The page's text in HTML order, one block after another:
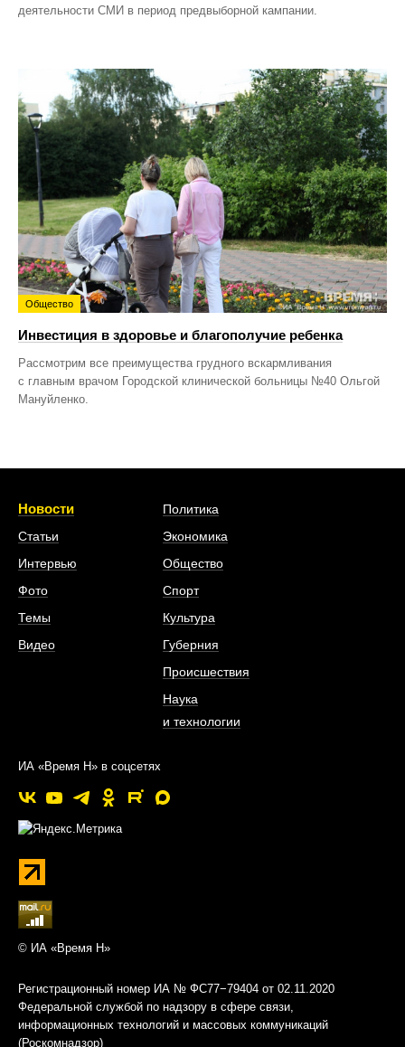
деятельности СМИ в период предвыборной кампании.
Общество
Инвестиция в здоровье и благополучие ребенка
Рассмотрим все преимущества грудного вскармливания
с главным врачом Городской клинической больницы №40 Ольгой
Мануйленко.
Новости
Статьи
Интервью
Фото
Темы
Видео
Политика
Экономика
Общество
Спорт
Культура
Губерния
Происшествия
Наука
и технологии
ИА «Время Н» в соцсетях
© ИА «Время Н»
Регистрационный номер ИА № ФС77−79404 от 02.11.2020
Федеральной службой по надзору в сфере связи,
информационных технологий и массовых коммуникаций
(Роскомнадзор)